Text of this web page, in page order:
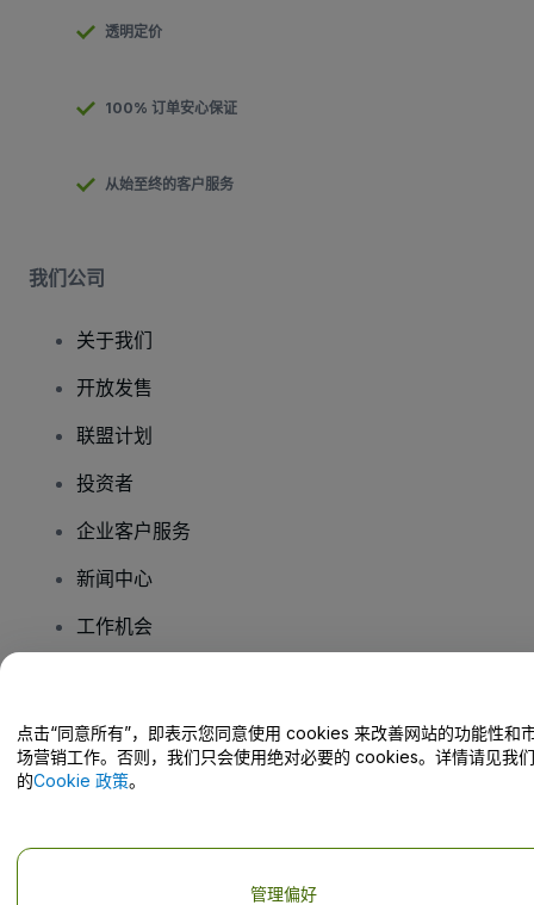
透明定价
100% 订单安心保证
从始至终的客户服务
我们公司
关于我们
开放发售
联盟计划
投资者
企业客户服务
新闻中心
工作机会
帮助中心 / 联系我们
点击“同意所有”，即表示您同意使用 cookies 来改善网站的功能性和
场营销工作。否则，我们只会使用绝对必要的 cookies。详情请见我们
的Cookie 政策。
管理偏好